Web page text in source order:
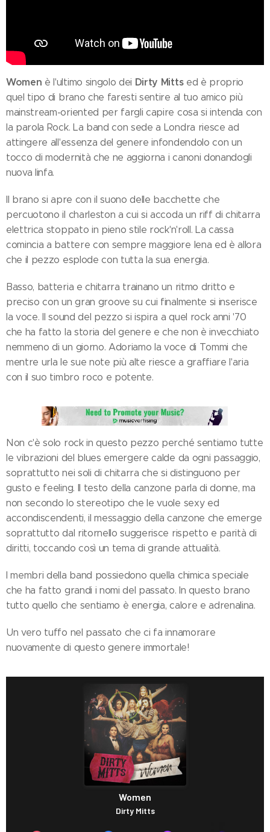
Women è l'ultimo singolo dei Dirty Mittsed è proprio
quel tipo di brano che faresti sentire al tuo amico più
mainstream-oriented per fargli capire cosa si intenda con
la parola Rock. La band con sede a Londra riesce ad
attingere all'essenza del genere infondendolo con un
tocco di modernità che ne aggiorna i canoni donandogli
nuova linfa.
Il brano si apre con il suono delle bacchette che
percuotono il charleston a cui si accoda un riff di chitarra
elettrica stoppato in pieno stile rock'n'roll. La cassa
comincia a battere con sempre maggiore lena ed è allora
che il pezzo esplode con tutta la sua energia.
Basso, batteria e chitarra trainano un ritmo dritto e
preciso con un gran groove su cui finalmente si inserisce
la voce. Il sound del pezzo si ispira a quel rock anni '70
che ha fatto la storia del genere e che non è invecchiato
nemmeno di un giorno. Adoriamo la voce di Tommi che
mentre urla le sue note più alte riesce a graffiare l'aria
con il suo timbro roco e potente.
Non c'è solo rock in questo pezzo perché sentiamo tutte
le vibrazioni del blues emergere calde da ogni passaggio,
soprattutto nei soli di chitarra che si distinguono per
gusto e feeling. Il testo della canzone parla di donne, ma
non secondo lo stereotipo che le vuole sexy ed
accondiscendenti, il messaggio della canzone che emerge
soprattutto dal ritornello suggerisce rispetto e parità di
diritti, toccando così un tema di grande attualità.
I membri della band possiedono quella chimica speciale
che ha fatto grandi i nomi del passato. In questo brano
tutto quello che sentiamo è energia, calore e adrenalina.
Un vero tuffo nel passato che ci fa innamorare
nuovamente di questo genere immortale!